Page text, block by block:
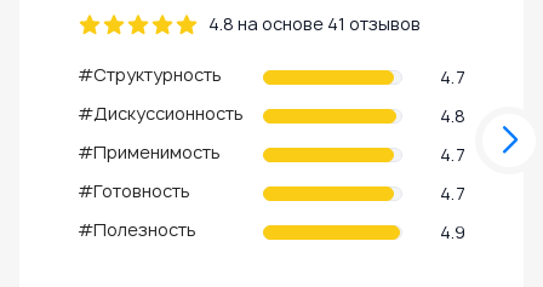
4.8 на основе 41 отзывов
#Структурность
4.7
#Дискуссионность
4.8
#Применимость
4.7
#Готовность
4.7
#Полезность
4.9